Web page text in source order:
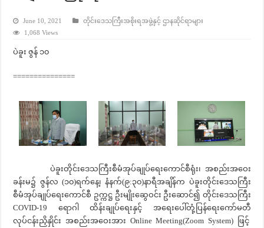
June 10, 2021
တိုင်းဒေသကြီးအစိုးရအဖွဲ့နှင့် ဌာနဆိုင်ရာများ
1,068 Views
ပဲခူး ဇွန် ၁၀
===============
ပဲခူးတိုင်းဒေသကြီးစီမံအုပ်ချုပ်ရေးကောင်စီရုံး၊ အစည်းအဝေး
ခန်းမ၌ ဇွန်လ (၁၀)ရက်နေ့၊ နံနက်(၉:၃၀)နာရီအချိန်က ပဲခူးတိုင်းဒေသကြီး
စီမံအုပ်ချုပ်ရေးကောင်စီ ဥက္ကဋ္ဌ ဦးမျိုးဆွေဝင်း ဦးဆောင်၍ တိုင်းဒေသကြီး
COVID-19 ရောဂါ ထိန်းချုပ်ရေးနှင့် အရေးပေါ်တုံ့ပြန်ရေးကော်မတီ
လုပ်ငန်းညှိနှိုင်း အစည်းအဝေးအား Online Meeting(Zoom System) ဖြင့်